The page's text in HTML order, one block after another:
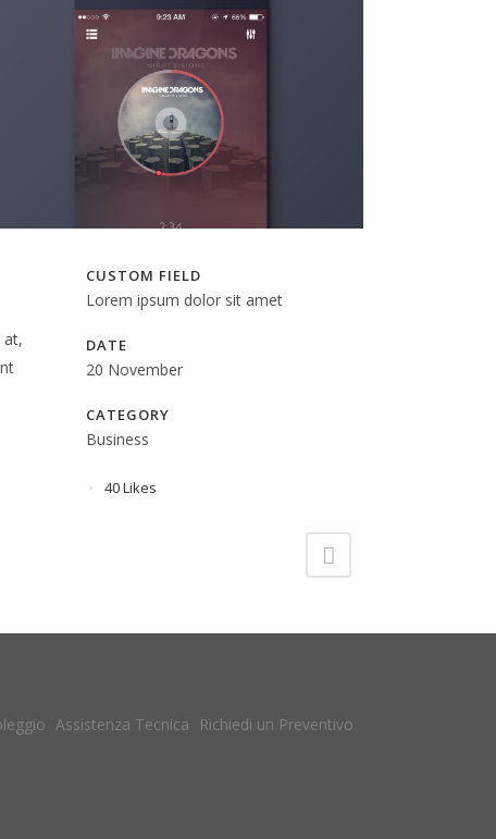
at,
CUSTOM FIELD
Lorem ipsum dolor sit amet
DATE
20 November
CATEGORY
Business
40Likes
Assistenza Tecnica Richiedi un Preventivo